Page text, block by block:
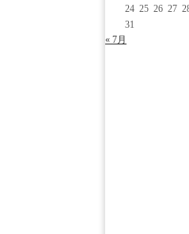
24 25 26 27
31
« 7月